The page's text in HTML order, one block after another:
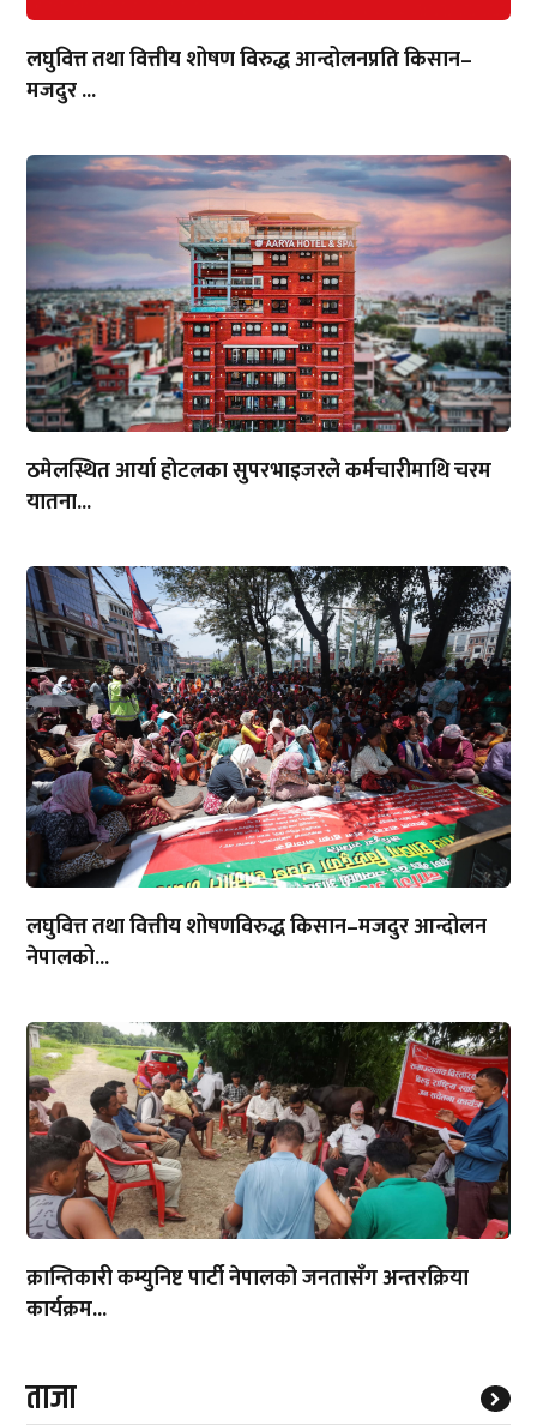
लघुवित्त तथा वित्तीय शोषण विरुद्ध आन्दोलनप्रति किसान–
मजदुर ...
ठमेलस्थित आर्या होटलका सुपरभाइजरले कर्मचारीमाथि चरम
यातना...
लघुवित्त तथा वित्तीय शोषणविरुद्ध किसान–मजदुर आन्दोलन
नेपालको...
क्रान्तिकारी कम्युनिष्ट पार्टी नेपालको जनतासँग अन्तरक्रिया
कार्यक्रम...
ताजा